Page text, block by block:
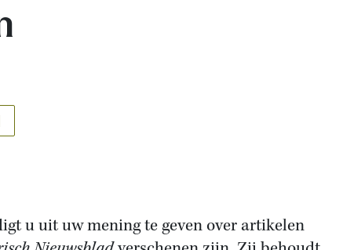
u uit uw mening te geven over artikelen